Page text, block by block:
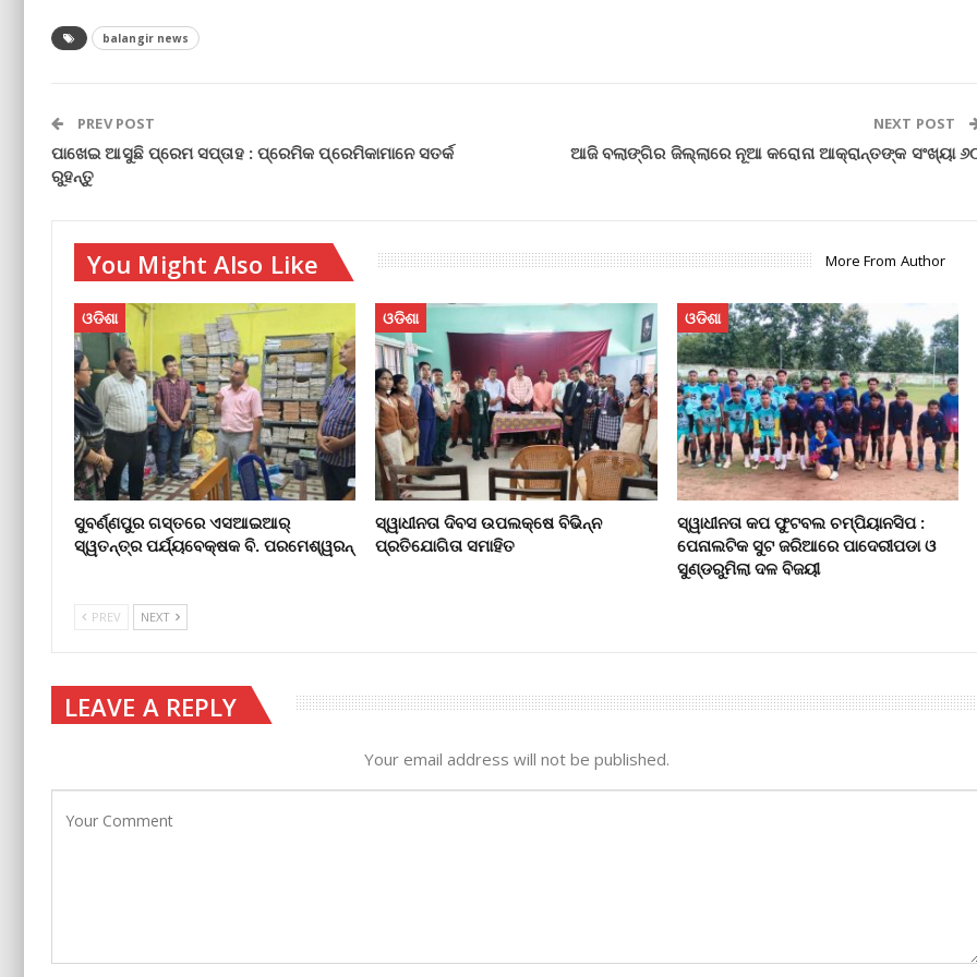
balangir news
PREV POST
ପାଖେଇ ଆସୁଛି ପ୍ରେମ ସପ୍ତାହ : ପ୍ରେମିକ ପ୍ରେମିକାମାନେ ସତର୍କ
ରୁହନ୍ତୁ
NEXT POST
ଆଜି ବଲାଙ୍ଗିର ଜିଲ୍ଲାରେ ନୂଆ କରୋନା ଆକ୍ରାନ୍ତଙ୍କ ସଂଖ୍ୟା
You Might Also Like More From Author
ଓଡିଶା
ସୁବର୍ଣ୍ଣପୁର ଗସ୍ତରେ ଏସଆଇଆର୍
ସ୍ୱତନ୍ତ୍ର ପର୍ଯ୍ୟବେକ୍ଷକ ବି. ପରମେଶ୍ୱରନ୍
ଓଡିଶା
ସ୍ୱାଧୀନତା ଦିବସ ଉପଲକ୍ଷେ ବିଭିନ୍ନ
ପ୍ରତିଯୋଗିତା ସମାହିତ
ଓଡିଶା
ସ୍ୱାଧୀନତା କପ ଫୁଟବଲ ଚମ୍ପିୟାନସିପ :
ପେନାଲଟିକ ସୁଟ ଜରିଆରେ ପାଦେରୀପଡା ଓ
ସୁଣ୍ଡରୁମିଲା ଦଳ ବିଜୟୀ
PREV NEXT
LEAVE A REPLY
Your email address will not be published.